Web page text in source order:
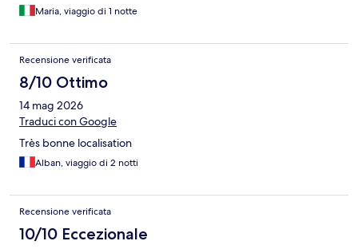
Maria, viaggio di 1 notte
Recensione verificata
8/10 Ottimo
14 mag 2026
Traduci con Google
Très bonne localisation
Alban, viaggio di 2 notti
Recensione verificata
10/10 Eccezionale